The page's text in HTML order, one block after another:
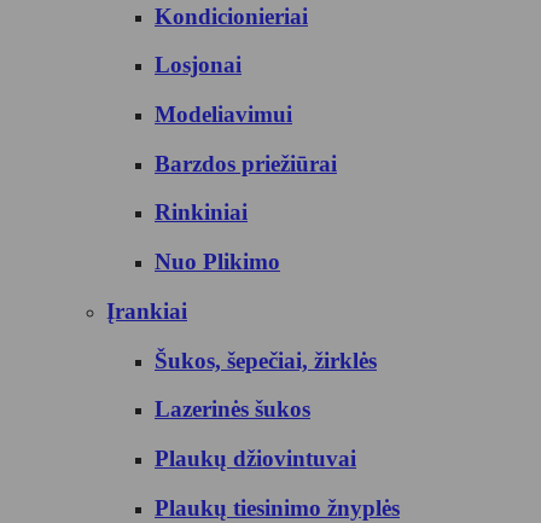
Kondicionieriai
Losjonai
Modeliavimui
Barzdos priežiūrai
Rinkiniai
Nuo Plikimo
Įrankiai
Šukos, šepečiai, žirklės
Lazerinės šukos
Plaukų džiovintuvai
Plaukų tiesinimo žnyplės